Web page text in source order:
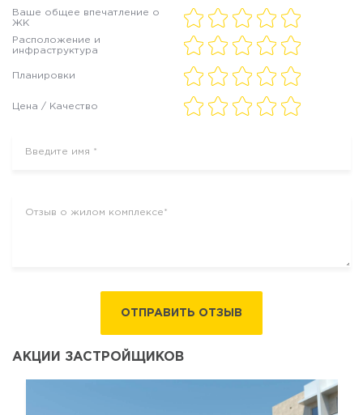
Ваше общее впечатление о
ЖК
Расположение и
инфраструктура
Планировки
Цена / Качество
ОТПРАВИТЬ ОТЗЫВ
АКЦИИ ЗАСТРОЙЩИКОВ